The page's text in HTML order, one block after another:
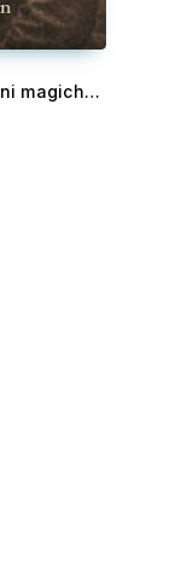
Il medico di Himmler. Le mani magiche di Felix Kersten